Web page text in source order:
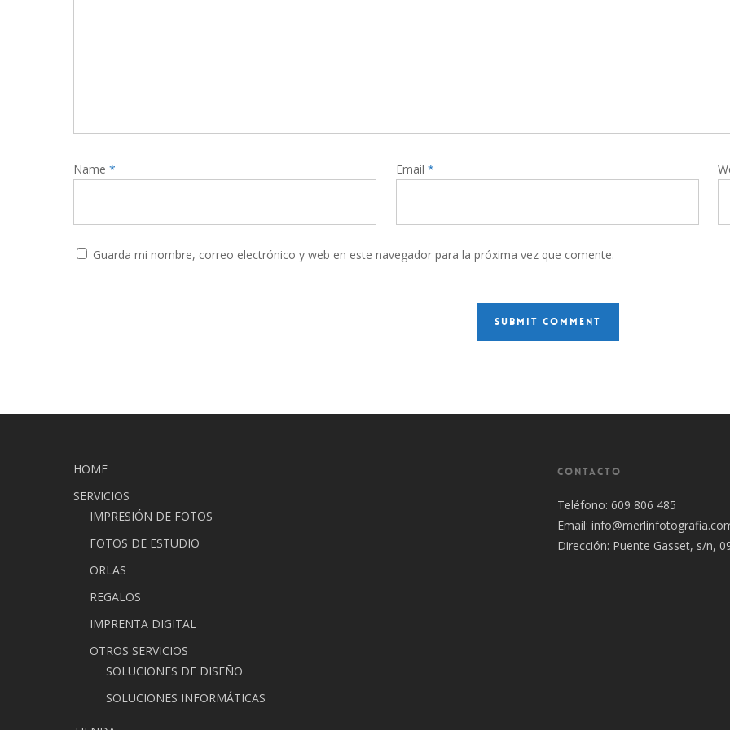
Name * Email *
Guarda mi nombre, correo electrónico y web en este navegador para la próxima vez que comente.
HOME
SERVICIOS
IMPRESIÓN DE FOTOS
FOTOS DE ESTUDIO
ORLAS
REGALOS
IMPRENTA DIGITAL
OTROS SERVICIOS
SOLUCIONES DE DISEÑO
SOLUCIONES INFORMÁTICAS
CONTACTO
Teléfono: 609 806 485
Email:
Dirección: Puente Gasset, s/n,